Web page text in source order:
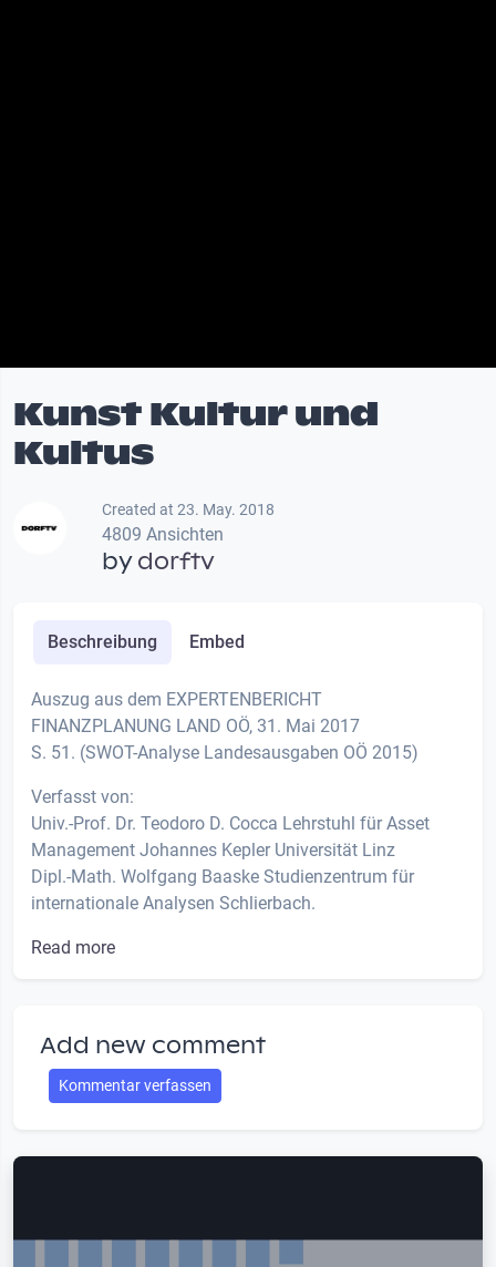
Kunst Kultur und
Kultus
Created at 23. May. 2018
4809 Ansichten
bydorftv
Beschreibung Embed
Auszug aus dem EXPERTENBERICHT
FINANZPLANUNG LAND OÖ, 31. Mai 2017
S. 51. (SWOT-Analyse Landesausgaben OÖ 2015)
Verfasst von:
Univ.-Prof. Dr. Teodoro D. Cocca Lehrstuhl für Asset
Management Johannes Kepler Universität Linz
Dipl.-Math. Wolfgang Baaske Studienzentrum für
internationale Analysen Schlierbach.
Read more
Add new comment
Kommentar verfassen